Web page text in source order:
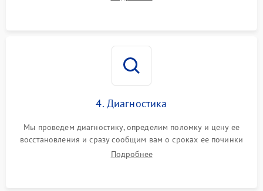
4. Диагностика
Мы проведем диагностику, определим поломку и цену ее
восстановления и сразу сообщим вам о сроках ее починки
Подробнее